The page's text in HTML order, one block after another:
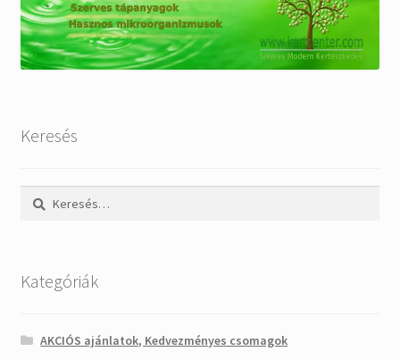
Keresés
Keresés:
Kategóriák
AKCIÓS ajánlatok, Kedvezményes csomagok